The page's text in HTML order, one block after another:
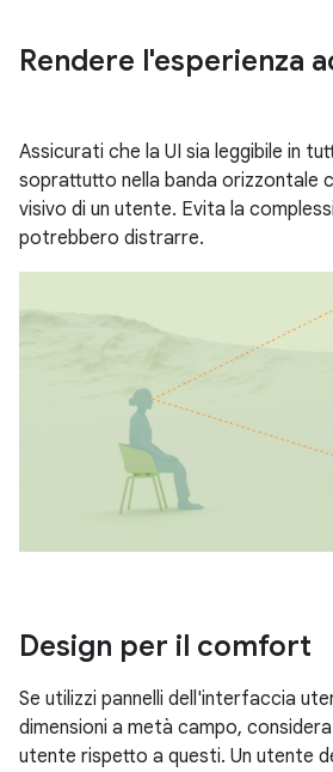
Rendere l'esperienza
Assicurati che la UI sia leggibile in
soprattutto nella banda orizzontale
visivo di un utente. Evita la
potrebbero distrarre.
Design per il comfort
Se utilizzi pannelli dell'interfaccia
dimensioni a metà campo,
utente rispetto a questi. Un utente